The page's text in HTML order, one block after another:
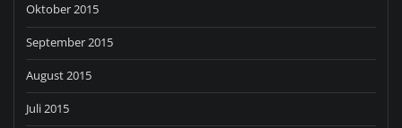
Oktober 2015
September 2015
August 2015
Juli 2015